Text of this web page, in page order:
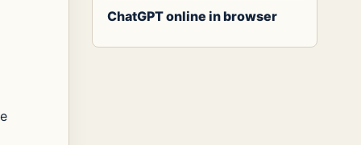
ChatGPT online in browser